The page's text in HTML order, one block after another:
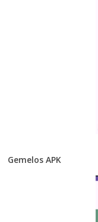
Gemelos APK